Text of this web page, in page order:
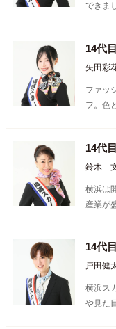
できま
14代
矢田彩
ファッ
フ。色
14代
鈴木
横浜は
産業が
14代
戸田健
横浜ス
や見た